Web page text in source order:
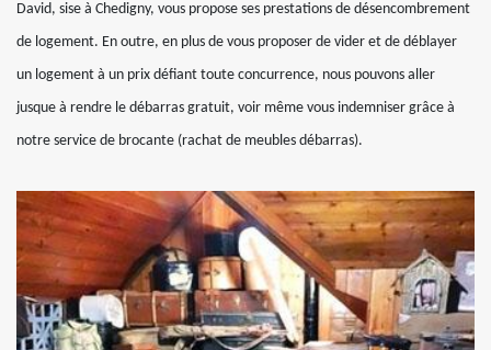
David, sise à Chedigny, vous propose ses prestations de désencombrement
de logement. En outre, en plus de vous proposer de vider et de déblayer
un logement à un prix défiant toute concurrence, nous pouvons aller
jusque à rendre le débarras gratuit, voir même vous indemniser grâce à
notre service de brocante (rachat de meubles débarras).